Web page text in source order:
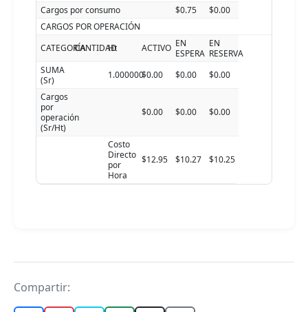
Cargos por consumo $0.75
$0.00
CARGOS POR OPERACIÓN
CATEGORÍACANTIDAD
Ht ACTIVO EN
ESPERA
EN
RESERVA
SUMA
(Sr)
1.000000$0.00 $0.00
$0.00
Cargos
por
operación
(Sr/Ht)
$0.00 $0.00 $0.00
Costo
Directo
por
Hora
$12.95 $10.27 $10.25
Compartir: